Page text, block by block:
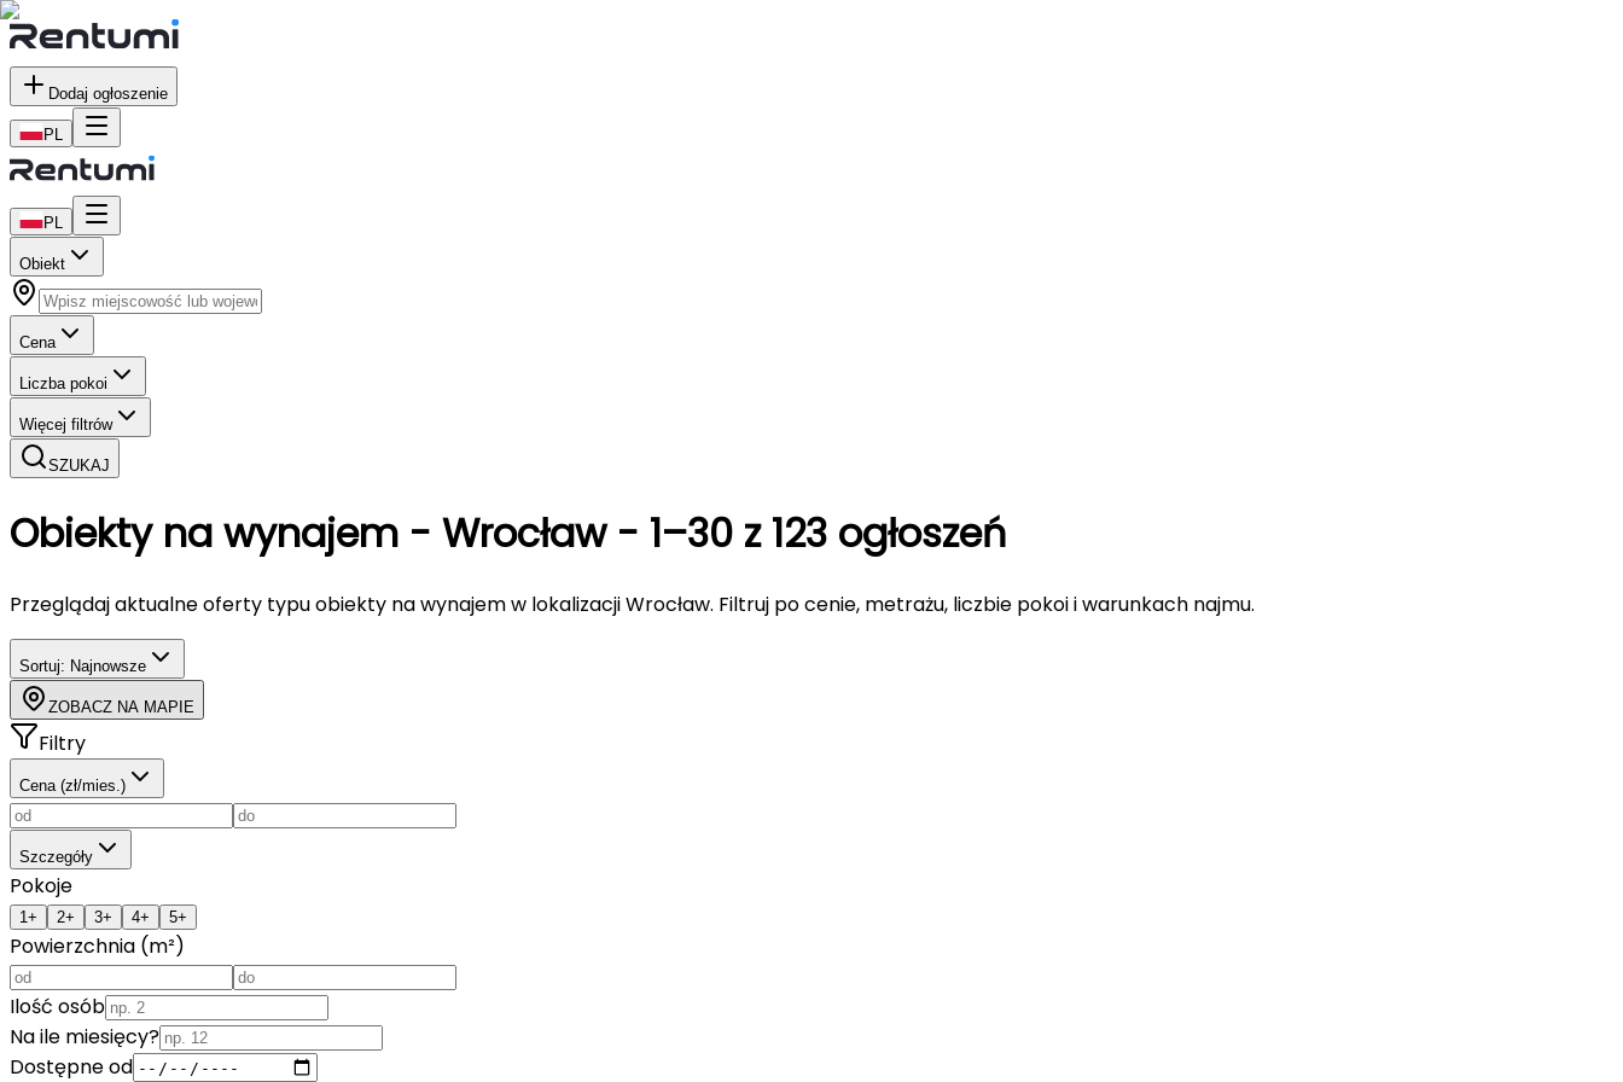
Dodaj ogłoszenie
PL
PL
Obiekt
Cena
Liczba pokoi
Więcej filtrów
SZUKAJ
Obiektyna wynajem - Wrocław- 1–30 z 123 ogłoszeń
Przeglądaj aktualne oferty typuobiekty na wynajemw lokalizacji Wrocław. Filtruj po cenie, metrażu, liczbie pokoi i warunkach najmu.
Sortuj: Najnowsze
ZOBACZ NA MAPIE
Filtry
Cena (zł/mies.)
Szczegóły
Pokoje
1+ 2+ 3+ 4+ 5+
Powierzchnia (m²)
Ilość osób
Na ile miesięcy?
Dostępne od